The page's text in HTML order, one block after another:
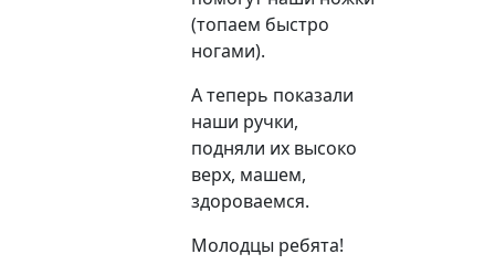
(топаем быстро
ногами).
А теперь показали
наши ручки,
подняли их высоко
верх, машем,
здороваемся.
Молодцы ребята!